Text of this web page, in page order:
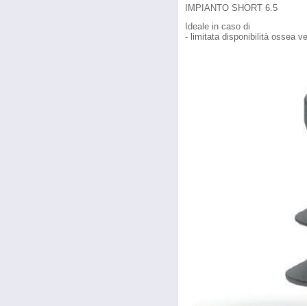
IMPIANTO SHORT 6.5
Ideale in caso di
- limitata disponibilità ossea